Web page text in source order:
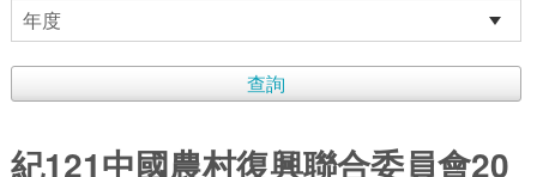
紀121中國農村復興聯合委員會20